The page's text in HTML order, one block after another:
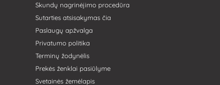
Skundų nagrinėjimo procedūra
Sutarties atsisakymas čia
Paslaugų apžvalga
Privatumo politika
Terminų žodynėlis
Prekės ženklai pasiūlyme
Svetainės žemėlapis